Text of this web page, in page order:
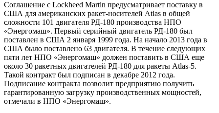
Соглашение с Lockheed Martin предусматривает поставку в
США для американских ракет-носителей Atlas в общей
сложности 101 двигателя РД-180 производства НПО
«Энергомаш». Первый серийный двигатель РД-180 был
поставлен в США 2 января 1999 года. На начало 2013 года в
США было поставлено 63 двигателя. В течение следующих
пяти лет НПО «Энергомаш» должен поставить в США еще
около 30 ракетных двигателей РД-180 для ракеты Atlas-5.
Такой контракт был подписан в декабре 2012 года.
Подписание контракта позволит предприятию получить
гарантированную загрузку производственных мощностей,
отмечали в НПО «Энергомаш».